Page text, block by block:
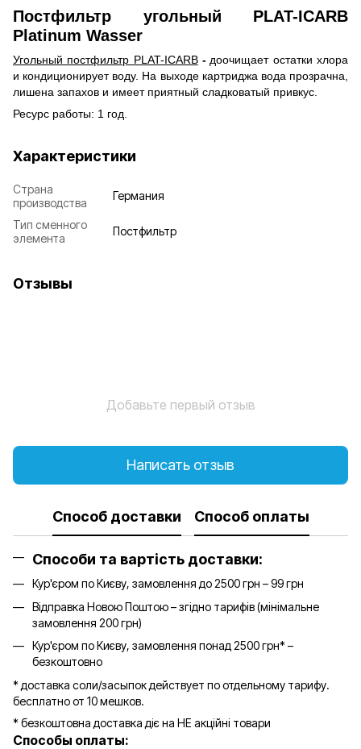
Постфильтр угольный PLAT-ICARB
Platinum Wasser
Угольный постфильтр PLAT-ICARB- доочищает остатки хлора
и кондиционирует воду. На выходе картриджа вода прозрачна,
лишена запахов и имеет приятный сладковатый привкус.
Ресурс работы: 1 год.
Характеристики
Страна
производства
Германия
Тип сменного
элемента
Постфильтр
Отзывы
Добавьте первый отзыв
Написать отзыв
Способ доставки Способ оплаты
Способи та вартість доставки:
Кур'єром по Києву, замовлення до 2500 грн – 99 грн
Відправка Новою Поштою – згідно тарифів (мінімальне
замовлення 200 грн)
Кур'єром по Києву, замовлення понад 2500 грн* –
безкоштовно
* доставка соли/засыпок действует по отдельному тарифу.
бесплатно от 10 мешков.
* безкоштовна доставка діє на НЕ акційні товари
Способы оплаты: